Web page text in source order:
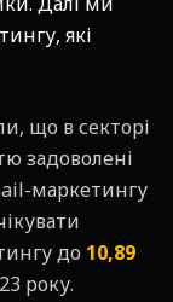
які
що в секторі
задоволені
маркетингу
до 10,89
року.